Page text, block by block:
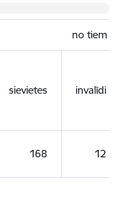
no tiem
sievietes invalīdi
168 12